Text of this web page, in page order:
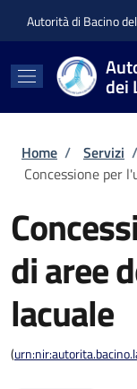
Autorità di Bacino
dei
Briciole
Home / Servizi /
Concessione per
di aree
lacuale
(